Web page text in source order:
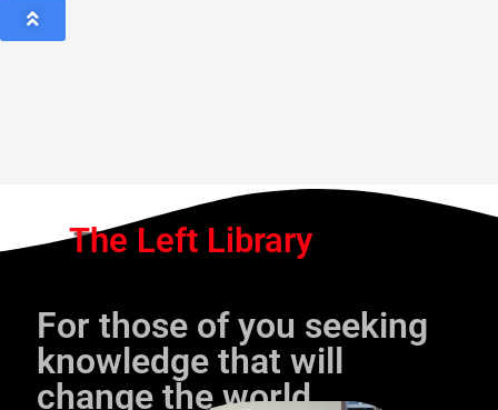
The Left Library
For those of you seeking
knowledge that will
change the world